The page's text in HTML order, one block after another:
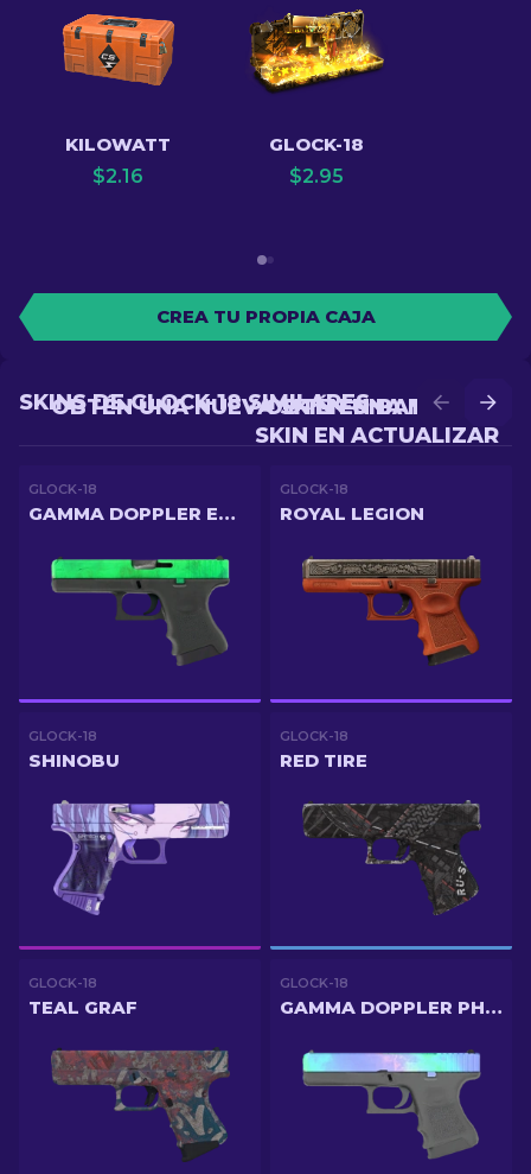
KILOWATT
$2.16
GLOCK-18
$2.95
CREA TU PROPIA CAJA
OBTÉN UNA MEJOR
SKIN EN ACTUALIZAR
OBTÉN UNA NUEVA SKIN EN BATALLA
SKINS DE GLOCK-18 SIMILARES
GLOCK-18
GAMMA DOPPLER EMERALD
GLOCK-18
ROYAL LEGION
GLOCK-18
SHINOBU
GLOCK-18
RED TIRE
GLOCK-18
TEAL GRAF
GLOCK-18
GAMMA DOPPLER PHASE 1